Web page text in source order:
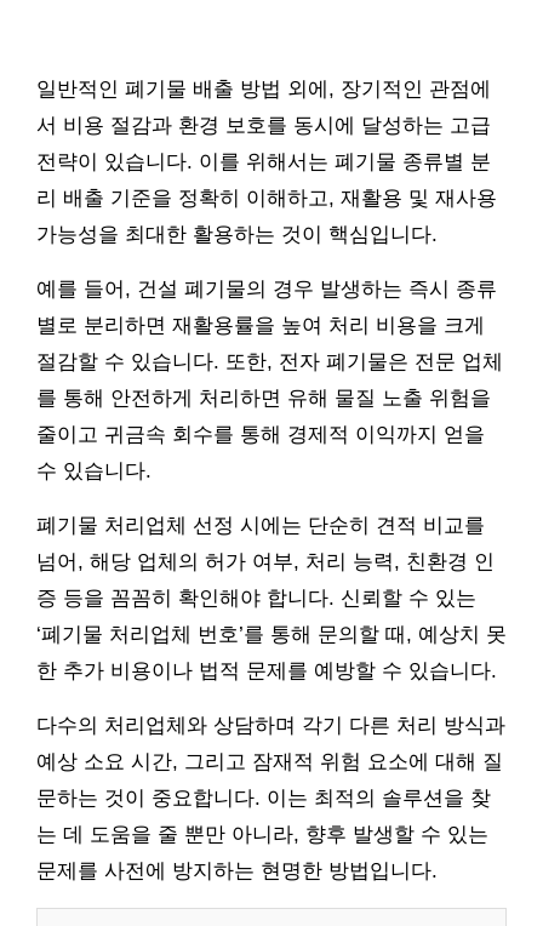
일반적인 폐기물 배출 방법 외에, 장기적인 관점에
서 비용 절감과 환경 보호를 동시에 달성하는 고급
전략이 있습니다. 이를 위해서는 폐기물 종류별 분
리 배출 기준을 정확히 이해하고, 재활용 및 재사용
가능성을 최대한 활용하는 것이 핵심입니다.
예를 들어, 건설 폐기물의 경우 발생하는 즉시 종류
별로 분리하면 재활용률을 높여 처리 비용을 크게
절감할 수 있습니다. 또한, 전자 폐기물은 전문 업체
를 통해 안전하게 처리하면 유해 물질 노출 위험을
줄이고 귀금속 회수를 통해 경제적 이익까지 얻을
수 있습니다.
폐기물 처리업체 선정 시에는 단순히 견적 비교를
넘어, 해당 업체의 허가 여부, 처리 능력, 친환경 인
증 등을 꼼꼼히 확인해야 합니다. 신뢰할 수 있는
‘폐기물 처리업체 번호’를 통해 문의할 때, 예상치 못
한 추가 비용이나 법적 문제를 예방할 수 있습니다.
다수의 처리업체와 상담하며 각기 다른 처리 방식과
예상 소요 시간, 그리고 잠재적 위험 요소에 대해 질
문하는 것이 중요합니다. 이는 최적의 솔루션을 찾
는 데 도움을 줄 뿐만 아니라, 향후 발생할 수 있는
문제를 사전에 방지하는 현명한 방법입니다.